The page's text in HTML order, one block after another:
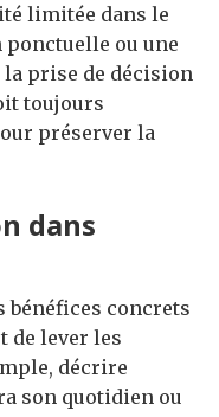
limitée dans le
ou une
prise de décision
toujours
préserver la
dans
bénéfices concrets
de lever les
décrire
son quotidien ou